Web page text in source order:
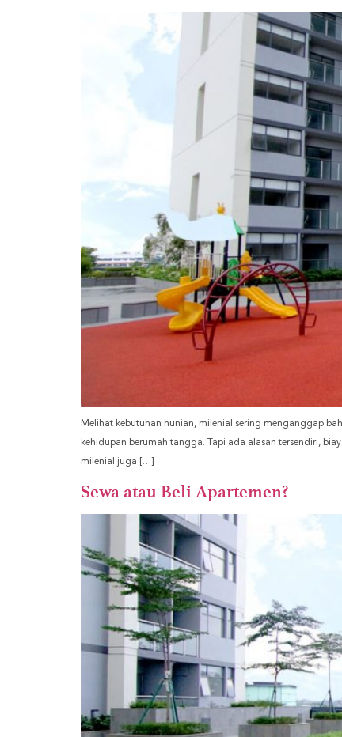
Melihat kebutuhan hunian, milenial sering menganggap
kehidupan berumah tangga. Tapi ada alasan tersendiri,
milenial juga […]
Sewa atau Beli Apartemen?